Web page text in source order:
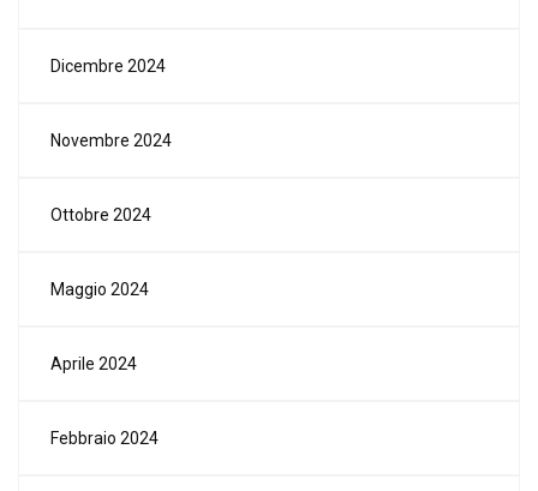
Dicembre 2024
Novembre 2024
Ottobre 2024
Maggio 2024
Aprile 2024
Febbraio 2024